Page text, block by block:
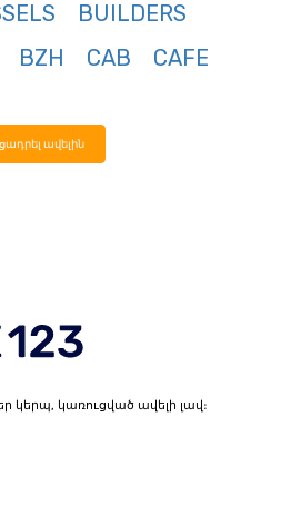
BUILDERS
BZH CAB
CAFE
ավելին
կերպ, կառուցված ավելի լավ։